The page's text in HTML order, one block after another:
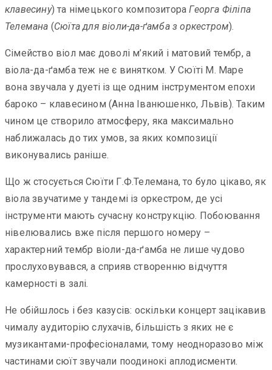
клавесину) та німецького композитораГеорга Філіпа
Телемана (Сюїта для віоли-да-ґамба з оркестром).
Сімейство віол має доволі м’який і матовий тембр, а
віола-да-ґамба теж не є винятком. У Сюїті М. Маре
вона звучала у дуеті із ще одним інструментом епохи
бароко – клавесином (Анна Іванюшенко, Львів). Таким
чином це створило атмосферу, яка максимально
наближалась до тих умов, за яких композиції
виконувались раніше.
Що ж стосується Сюїти Г.Ф.Телемана, то було цікаво, як
віола звучатиме у тандемі із оркестром, де усі
інструменти мають сучасну конструкцію. Побоювання
нівелювались вже після першого номеру –
характерний тембр віоли-да-ґамба не лише чудово
прослуховувався, а сприяв створенню відчуття
камерності в залі.
Не обійшлось і без казусів: оскільки концерт зацікавив
чималу аудиторію слухачів, більшість з яких не є
музикантами-професіоналами, тому неодноразово між
частинами сюїт звучали поодинокі аплодисменти.